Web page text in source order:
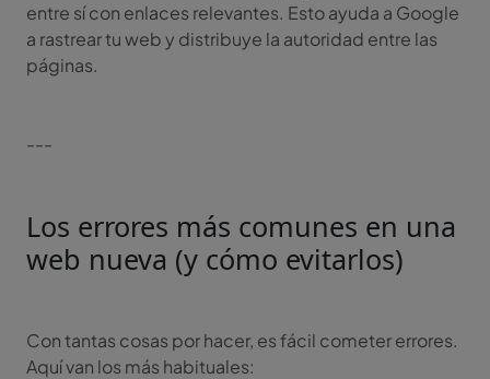
entre sí con enlaces relevantes. Esto ayuda a Google
a rastrear tu web y distribuye la autoridad entre las
páginas.
---
Los errores más comunes en una
web nueva (y cómo evitarlos)
Con tantas cosas por hacer, es fácil cometer errores.
Aquí van los más habituales: